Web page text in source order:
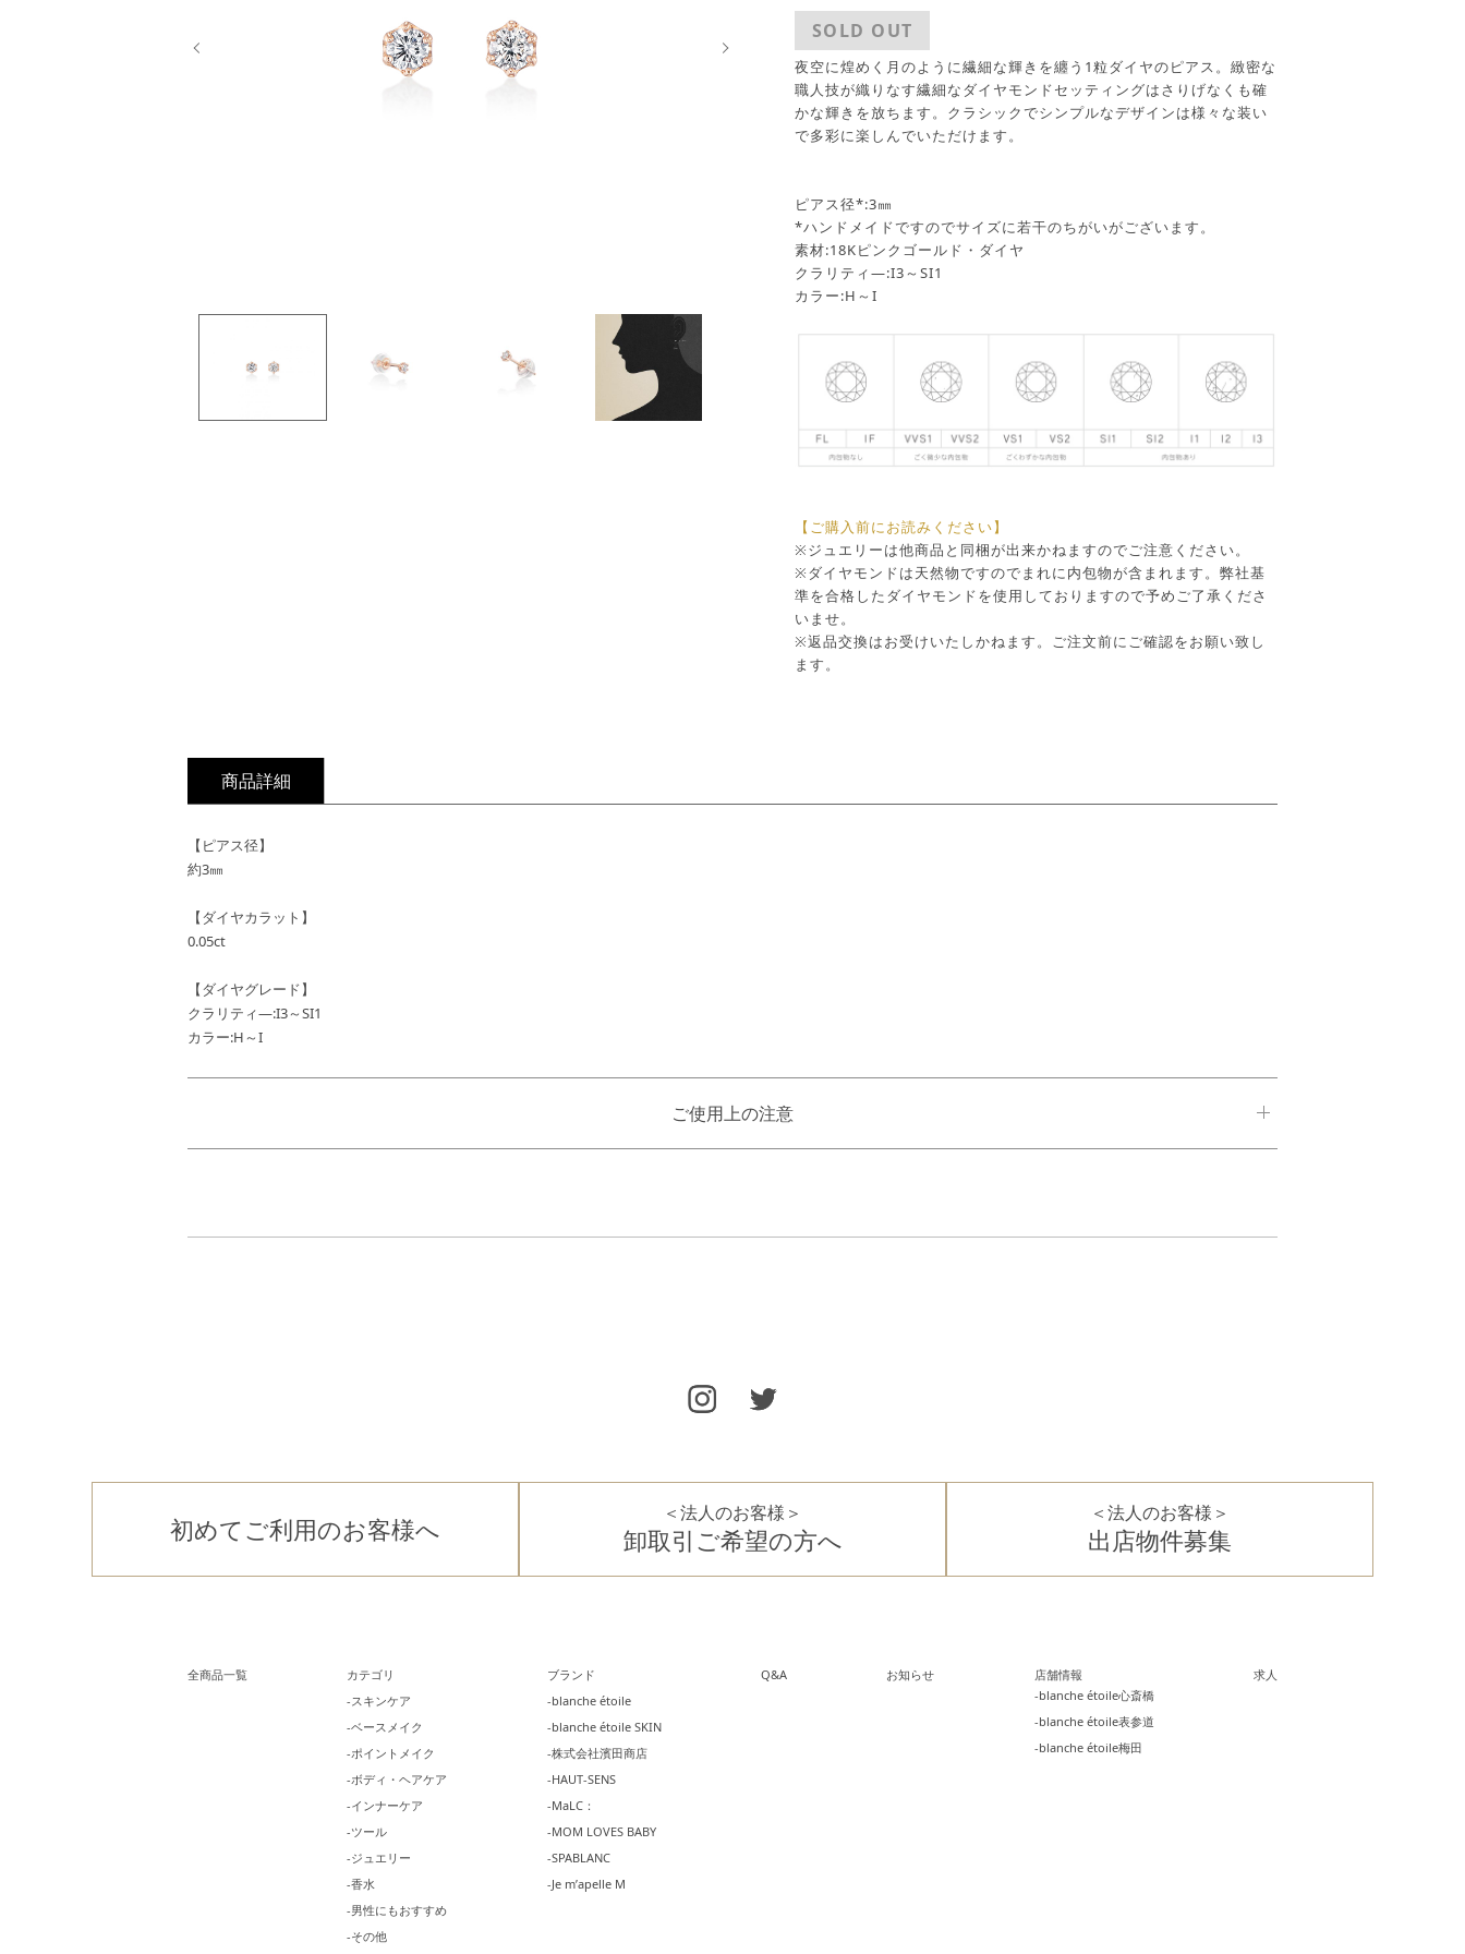
SOLD OUT
夜空に煌めく月のように繊細な輝きを纏う1粒ダイヤのピアス。緻密な
職人技が織りなす繊細なダイヤモンドセッティングはさりげなくも確
かな輝きを放ちます。クラシックでシンプルなデザインは様々な装い
で多彩に楽しんでいただけます。
ピアス径*:3㎜
*ハンドメイドですのでサイズに若干のちがいがございます。
素材:18Kピンクゴールド・ダイヤ
クラリティ―:I3～SI1
カラー:H～I
【ご購入前にお読みください】
※ジュエリーは他商品と同梱が出来かねますのでご注意ください。
※ダイヤモンドは天然物ですのでまれに内包物が含まれます。弊社基
準を合格したダイヤモンドを使用しておりますので予めご了承くださ
いませ。
※返品交換はお受けいたしかねます。ご注文前にご確認をお願い致し
ます。
商品詳細
【ピアス径】
約3㎜
【ダイヤカラット】
0.05ct
【ダイヤグレード】
クラリティ―:I3～SI1
カラー:H～I
ご使用上の注意
初めてご利用のお客様へ ＜法人のお客様＞
卸取引ご希望の方へ
＜法人のお客様＞
出店物件募集
全商品一覧
カテゴリ
-スキンケア
-ベースメイク
-ポイントメイク
-ボディ・ヘアケア
-インナーケア
-ツール
-ジュエリー
-香水
-男性にもおすすめ
-その他
ブランド
-blanche étoile
-blanche étoile SKIN
-株式会社濱田商店
-HAUT-SENS
-MaLC：
-MOM LOVES BABY
-SPABLANC
-Je m’apelle M
Q&A お知らせ
店舗情報
-blanche étoile心斎橋
-blanche étoile表参道
-blanche étoile梅田
求人